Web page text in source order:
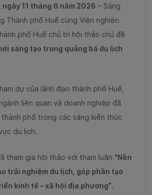
ngày 11 tháng 6 năm 2026 – Sáng
Thành phố Huế cùng Viện nghiên
phố Huế chủ trì hội thảo chủ đề
sáng tạo trong quảng bá du lịch
dự của lãnh đạo thành phố Huế,
liên quan và doanh nghiệp đã
phố trong các sáng kiến thúc
du lịch.
tham gia hội thảo với tham luận “Nền
trải nghiệm du lịch, góp phần tạo
kinh tế – xã hội địa phương”.